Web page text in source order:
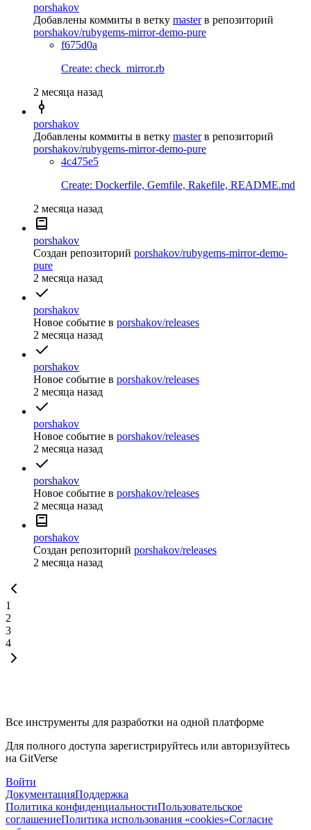
porshakov
Добавлены коммиты в ветку master в репозиторий
porshakov/rubygems-mirror-demo-pure
f675d0a
Create: check_mirror.rb
2 месяца назад
porshakov
Добавлены коммиты в ветку master в репозиторий
porshakov/rubygems-mirror-demo-pure
4c475e5
Create: Dockerfile, Gemfile, Rakefile, README.md
2 месяца назад
porshakov
Создан репозиторий porshakov/rubygems-mirror-demo-
pure
2 месяца назад
porshakov
Новое событие в porshakov/releases
2 месяца назад
porshakov
Новое событие в porshakov/releases
2 месяца назад
porshakov
Новое событие в porshakov/releases
2 месяца назад
porshakov
Новое событие в porshakov/releases
2 месяца назад
porshakov
Создан репозиторий porshakov/releases
2 месяца назад
1
2
3
4
Все инструменты для разработки на одной платформе
Для полного доступа зарегистрируйтесь или авторизуйтесь
на GitVerse
Войти
ДокументацияПоддержка
Политика конфиденциальностиПользовательское
соглашениеПолитика использования «cookies»Согласие